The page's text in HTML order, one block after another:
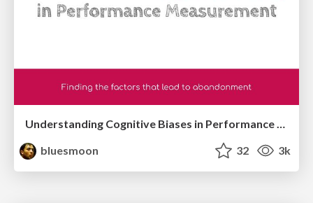
bluesmoon
32 3k